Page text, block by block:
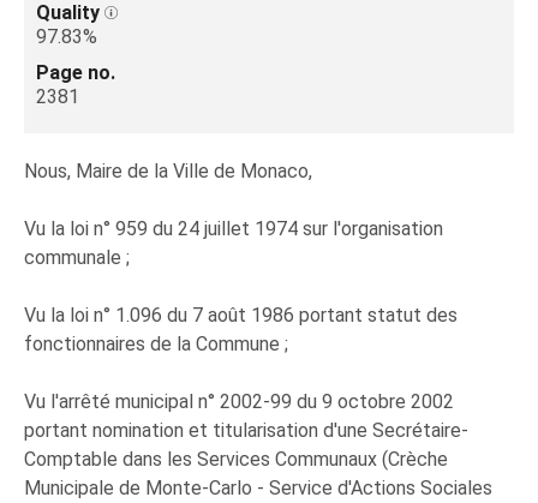
Quality
97.83%
Page no.
2381
Nous, Maire de la Ville de Monaco,
Vu la loi n° 959 du 24 juillet 1974 sur l'organisation
communale ;
Vu la loi n° 1.096 du 7 août 1986 portant statut des
fonctionnaires de la Commune ;
Vu l'arrêté municipal n° 2002-99 du 9 octobre 2002
portant nomination et titularisation d'une Secrétaire-
Comptable dans les Services Communaux (Crèche
Municipale de Monte-Carlo - Service d'Actions Sociales